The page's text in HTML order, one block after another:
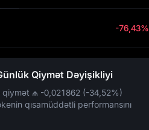
-76,43%
Qiymət Dəyişikliyi
qiymət ₼ -0,021862 (-34,52%)
qısamüddətli performansını